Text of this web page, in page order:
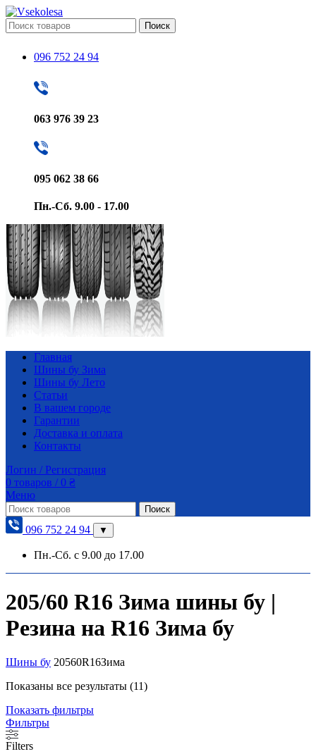
Поиск
096 752 24 94
063 976 39 23
095 062 38 66
Пн.-Сб. 9.00 - 17.00
Главная
Шины бу Зима
Шины бу Лето
Статьи
В вашем городе
Гарантии
Доставка и оплата
Контакты
Логин / Регистрация
0 товаров / 0 ₴
Меню
Поиск
096 752 24 94 ▼
Пн.-Сб. с 9.00 до 17.00
205/60 R16 Зима шины бу |
Резина на R16 Зима бу
Шины бу 20560R16Зима
Показаны все результаты (11)
Показать фильтры
Фильтры
Filters